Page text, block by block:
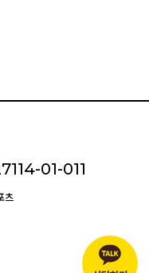
01-011
츠